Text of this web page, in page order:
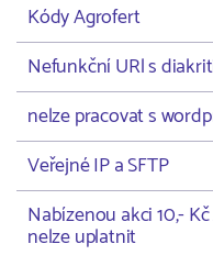
Kódy Agrofert
Nefunkční URl s
nelze pracovat s
Veřejné IP a SFTP
Nabízenou akci 10,-
nelze uplatnit